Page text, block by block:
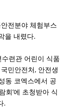
전분야 체험부스
을 내렸다.
련관 어린이 식품
민안전처, 안전생
동 코엑스에서 공
회’에 초청받아 식
.